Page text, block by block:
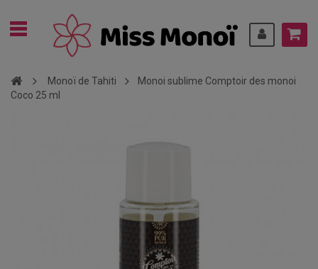
Monoï de Tahiti
Monoi sublime Comptoir des monoi
Coco 25 ml